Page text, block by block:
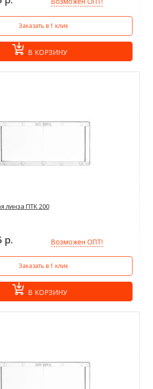
Заказать в 1 клик
В КОРЗИНУ
линза ПТК 200
р. Возможен ОПТ!
Заказать в 1 клик
В КОРЗИНУ